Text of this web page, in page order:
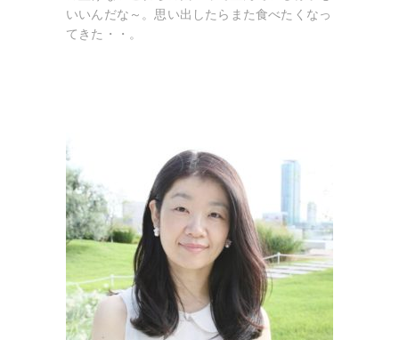
いいんだな～。思い出したらまた食べたくなっ
てきた・・。